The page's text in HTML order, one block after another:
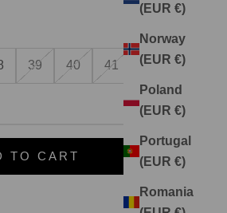
(EUR €)
Norway
(EUR €)
Poland
(EUR €)
Portugal
(EUR €)
Romania
39 40 41
TO CART